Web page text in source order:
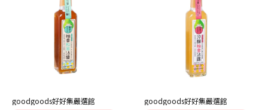
goodgoods好好集嚴選館 goodgoods好好集嚴選館